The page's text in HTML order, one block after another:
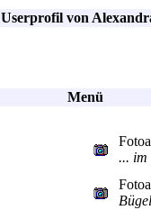
Userprofil von
Menü
... im